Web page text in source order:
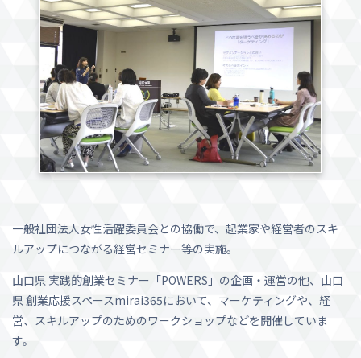
一般社団法人女性活躍委員会との協働で、起業家や経営者のスキ
ルアップにつながる経営セミナー等の実施。
山口県 実践的創業セミナー「POWERS」の企画・運営の他、山口
県 創業応援スペースmirai365において、マーケティングや、経
営、スキルアップのためのワークショップなどを開催していま
す。